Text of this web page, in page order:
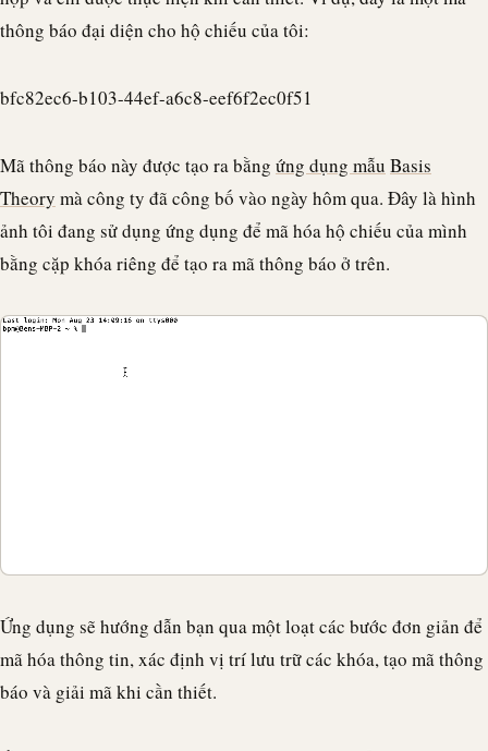
thông báo đại diện cho hộ chiếu của tôi:
bfc82ec6-b103-44ef-a6c8-eef6f2ec0f51
Mã thông báo này được tạo ra bằng ứng dụng mẫu Basis
Theory mà công ty đã công bố vào ngày hôm qua. Đây là hình
ảnh tôi đang sử dụng ứng dụng để mã hóa hộ chiếu của mình
bằng cặp khóa riêng để tạo ra mã thông báo ở trên.
Ứng dụng sẽ hướng dẫn bạn qua một loạt các bước đơn giản để
mã hóa thông tin, xác định vị trí lưu trữ các khóa, tạo mã thông
báo và giải mã khi cần thiết.